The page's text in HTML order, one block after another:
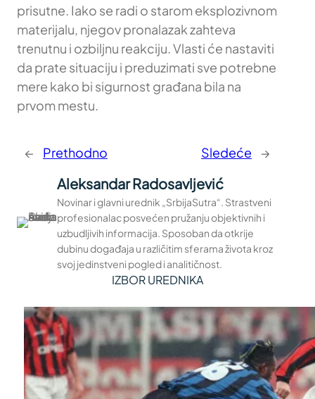
prisutne. Iako se radi o starom eksplozivnom
materijalu, njegov pronalazak zahteva
trenutnu i ozbiljnu reakciju. Vlasti će nastaviti
da prate situaciju i preduzimati sve potrebne
mere kako bi sigurnost građana bila na
prvom mestu.
← Prethodno Sledeće →
Aleksandar Radosavljević
Novinar i glavni urednik „SrbijaSutra“. Strastveni
profesionalac posvećen pružanju objektivnih i
uzbudljivih informacija. Sposoban da otkrije
dubinu događaja u različitim sferama života kroz
svoj jedinstveni pogled i analitičnost.
IZBOR UREDNIKA